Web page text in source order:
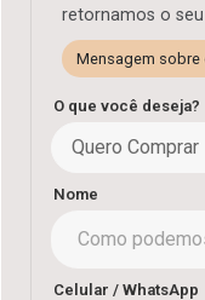
retornamos o
Mensagem sobre
O que você deseja?
Quero Comprar
Nome
Celular / WhatsApp